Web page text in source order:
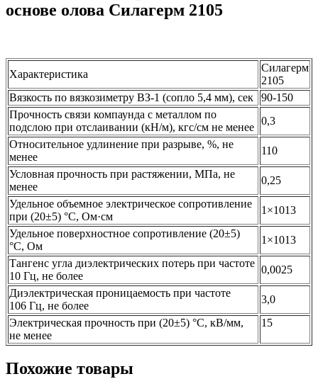
основе олова Силагерм 2105
Характеристика
Силагерм
2105
Вязкость по вязкозиметру ВЗ-1 (сопло 5,4 мм), сек
90-150
Прочность связи компаунда с металлом по
подслою при отслаивании (кН/м), кгс/см не менее
0,3
Относительное удлинение при разрыве, %, не
менее
110
Условная прочность при растяжении, МПа, не
менее
0,25
Удельное объемное электрическое сопротивление
при (20±5) °С, Ом·см
1×1013
Удельное поверхностное сопротивление (20±5)
°С, Ом
1×1013
Тангенс угла диэлектрических потерь при частоте
10 Гц, не более
0,0025
Диэлектрическая проницаемость при частоте
106 Гц, не более
3,0
Электрическая прочность при (20±5) °С, кВ/мм,
не менее
15
Похожие товары